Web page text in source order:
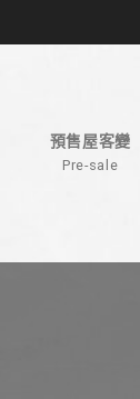
預售屋客變
Pre-sale